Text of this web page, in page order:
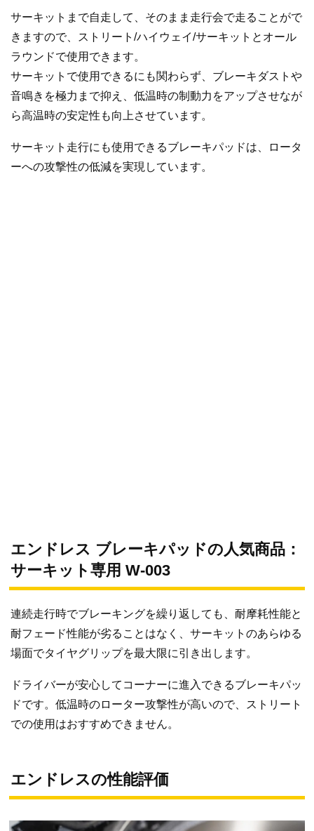
サーキットまで自走して、そのまま走行会で走ることがで
きますので、ストリート/ハイウェイ/サーキットとオール
ラウンドで使用できます。
サーキットで使用できるにも関わらず、ブレーキダストや
音鳴きを極力まで抑え、低温時の制動力をアップさせなが
ら高温時の安定性も向上させています。
サーキット走行にも使用できるブレーキパッドは、ロータ
ーへの攻撃性の低減を実現しています。
エンドレス ブレーキパッドの人気商品：
サーキット専用 W-003
連続走行時でブレーキングを繰り返しても、耐摩耗性能と
耐フェード性能が劣ることはなく、サーキットのあらゆる
場面でタイヤグリップを最大限に引き出します。
ドライバーが安心してコーナーに進入できるブレーキパッ
ドです。低温時のローター攻撃性が高いので、ストリート
での使用はおすすめできません。
エンドレスの性能評価